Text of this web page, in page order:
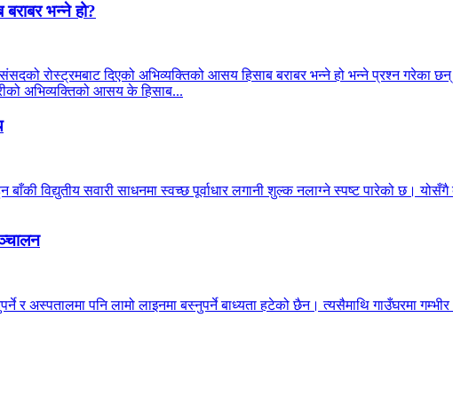
भन्ने हो?
रोस्ट्रमबाट दिएको अभिव्यक्तिको आसय हिसाब बराबर भन्ने हो भन्ने प्रश्न गरेका
अभिव्यक्तिको आसय के हिसाब...
विद्युतीय सवारी साधनमा स्वच्छ पूर्वाधार लगानी शुल्क नलाग्ने स्पष्ट पारेको छ।
र अस्पतालमा पनि लामो लाइनमा बस्नुपर्ने बाध्यता हटेको छैन। त्यसैमाथि गाउँघरमा